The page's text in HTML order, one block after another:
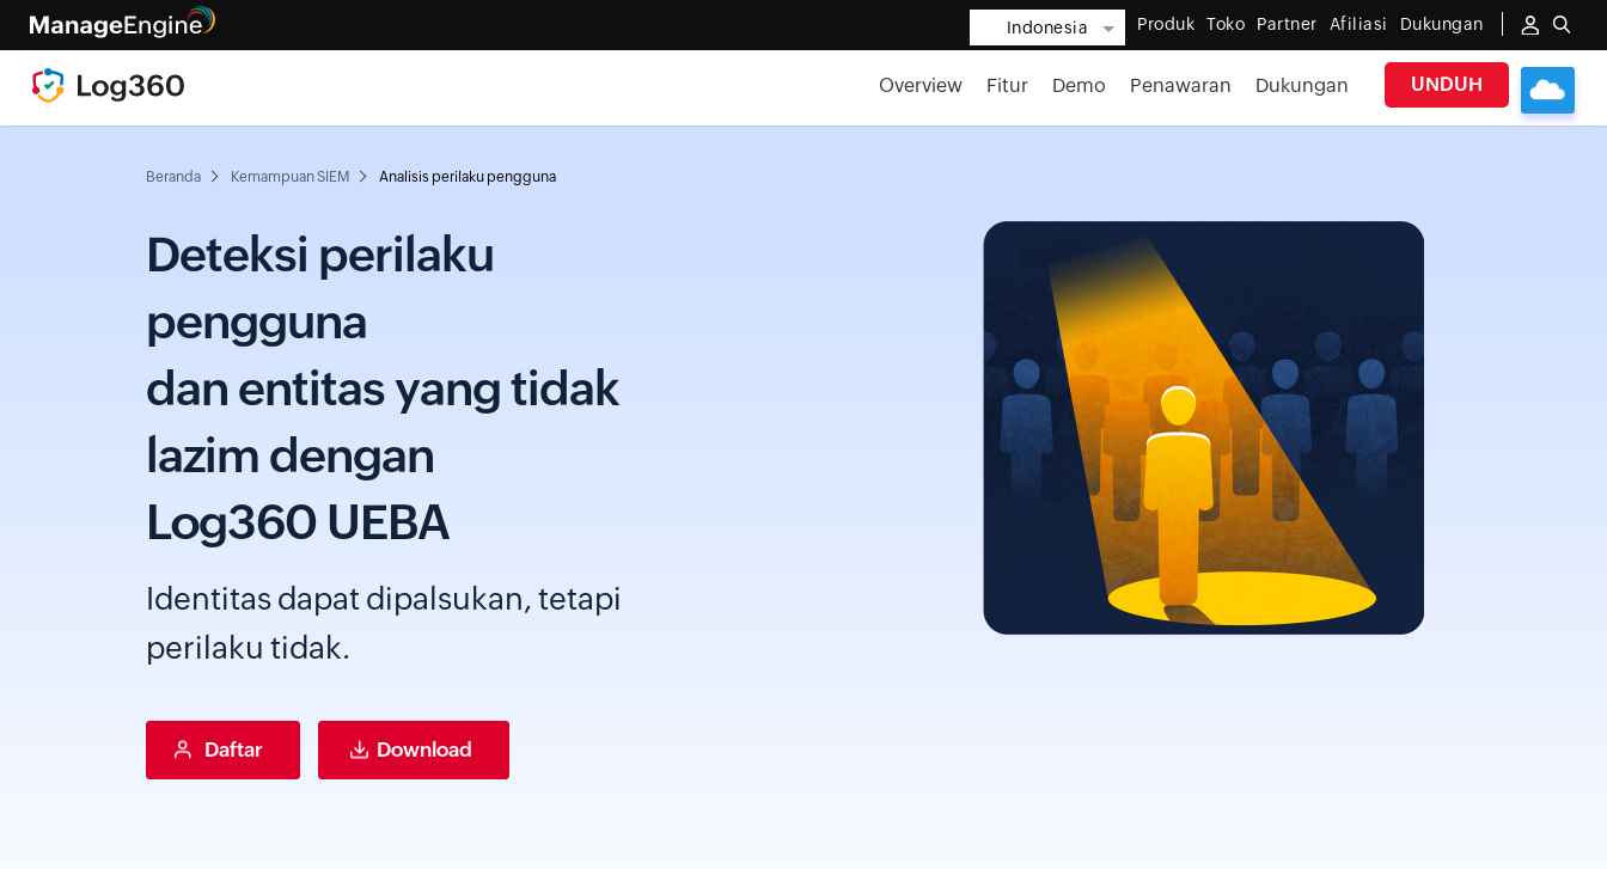
Indonesia Produk Toko Partner Afiliasi Dukungan
UNDUH
Overview Fitur Demo Penawaran Dukungan
Beranda Kemampuan SIEM Analisis perilaku pengguna
Deteksi perilaku
pengguna
dan entitas yang tidak
lazim dengan
Log360 UEBA
Identitas dapat dipalsukan, tetapi
perilaku tidak.
Daftar Download